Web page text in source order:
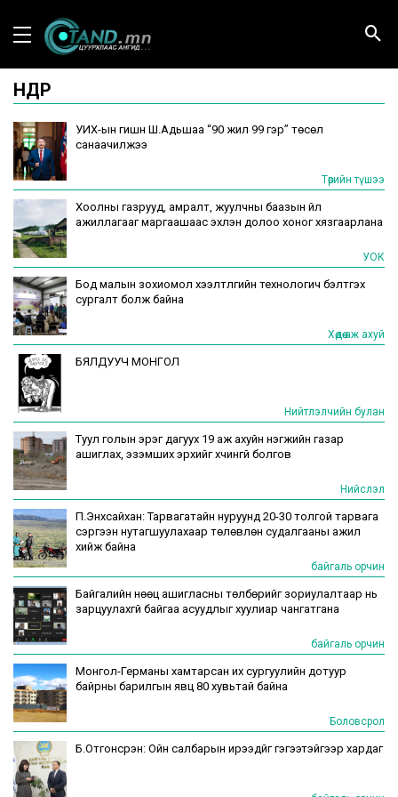
ӨНӨӨДӨР
УИХ-ын гишүүн Ш.Адьшаа “90 жил 99 гэр” төсөл
санаачилжээ
Төрийн түшээ
Хоолны газрууд, амралт, жуулчны баазын үйл
ажиллагааг маргаашаас эхлэн долоо хоног хязгаарлана
УОК
Бод малын зохиомол хээлтүүлгийн технологич бэлтгэх
сургалт болж байна
Хөдөө аж ахуй
БЯЛДУУЧ МОНГОЛ
Нийтлэлчийн булан
Туул голын эрэг дагуух 19 аж ахуйн нэгжийн газар
ашиглах, эзэмших эрхийг хүчингүй болгов
Нийслэл
П.Энхсайхан: Тарвагатайн нуруунд 20-30 толгой тарвага
сэргээн нутагшуулахаар төлөвлөн судалгааны ажил
хийж байна
байгаль орчин
Байгалийн нөөц ашигласны төлбөрийг зориулалтаар нь
зарцуулахгүй байгаа асуудлыг хуулиар чангатгана
байгаль орчин
Монгол-Германы хамтарсан их сургуулийн дотуур
байрны барилгын явц 80 хувьтай байна
Боловсрол
Б.Отгонсүрэн: Ойн салбарын ирээдүйг гэгээтэйгээр хардаг